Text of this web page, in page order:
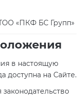
«ПКФ БС Групп»
в настоящую
доступна на Сайте.